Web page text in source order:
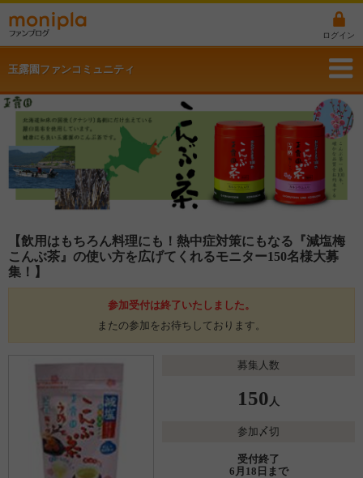
ログイン
玉露園ファンコミュニティ
【飲用はもちろん料理にも！熱中症対策にもなる『減塩梅
こんぶ茶』の使い方を広げてくれるモニター150名様大募
集！】
参加受付は終了いたしました。
またの参加をお待ちしております。
募集人数
150 人
参加〆切
受付終了
6月18日まで